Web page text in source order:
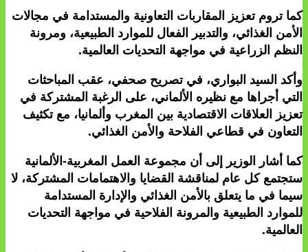
كما تروم تعزيز المقاربات التعاونية والمستدامة في مجالات
الأمن الغذائي، والتدبير الفعال للموارد الطبيعية، ومرونة
النظم الزراعية في مواجهة التحديات العالمية.
وأكد السيد البواري، في تصريح صحفي، عقب المباحثات
التي أجراها مع نظيره الألماني، على الرغبة المشتركة في
تعزيز العلاقات الاقتصادية بين المغرب وألمانيا، مع تكثيف
التعاون في قطاعي الفلاحة والأمن الغذائي.
كما أشار الوزير إلى أن مجموعة العمل المغربية-الألمانية
ستجتمع كل عام لمناقشة القضايا والاهتمامات المشتركة، لا
سيما في ما يتعلق بالأمن الغذائي والإدارة المستدامة
للموارد الطبيعية والمرونة الفلاحية في مواجهة التحديات
العالمية.